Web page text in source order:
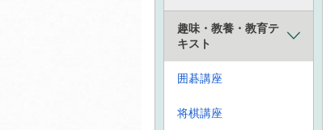
趣味・教養・教育テ
キスト
囲碁講座
将棋講座